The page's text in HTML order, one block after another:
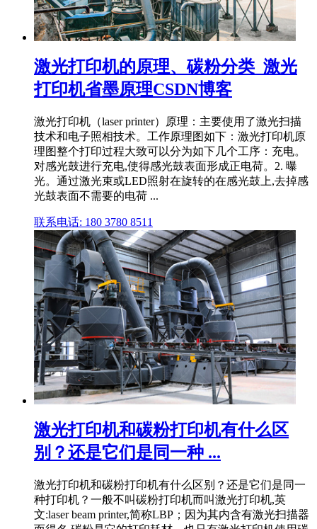
激光打印机的原理、碳粉分类_激光
打印机省墨原理CSDN博客
激光打印机（laser printer）原理：主要使用了激光扫描
技术和电子照相技术。工作原理图如下：激光打印机原
理图整个打印过程大致可以分为如下几个工序：充电。
对感光鼓进行充电,使得感光鼓表面形成正电荷。2. 曝
光。通过激光束或LED照射在旋转的在感光鼓上,去掉感
光鼓表面不需要的电荷 ...
联系电话: 180 3780 8511
激光打印机和碳粉打印机有什么区
别？还是它们是同一种 ...
激光打印机和碳粉打印机有什么区别？还是它们是同一
种打印机？一般不叫碳粉打印机而叫激光打印机,英
文:laser beam printer,简称LBP；因为其内含有激光扫描器